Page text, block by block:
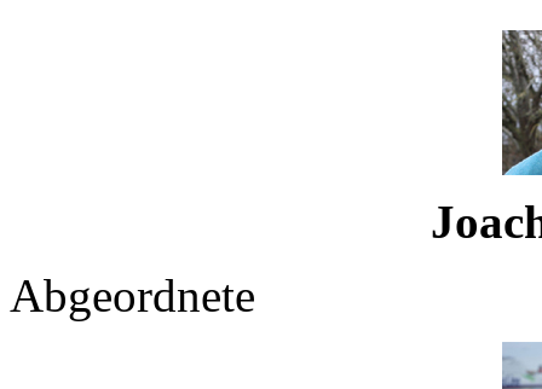
Abgeordnete